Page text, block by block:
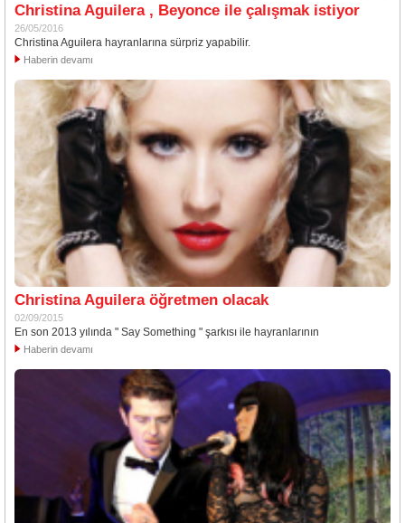
Christina Aguilera , Beyonce ile çalışmak istiyor
26/05/2016
Christina Aguilera hayranlarına sürpriz yapabilir.
Haberin devamı
Christina Aguilera öğretmen olacak
02/09/2015
En son 2013 yılında " Say Something " şarkısı ile hayranlarının
Haberin devamı